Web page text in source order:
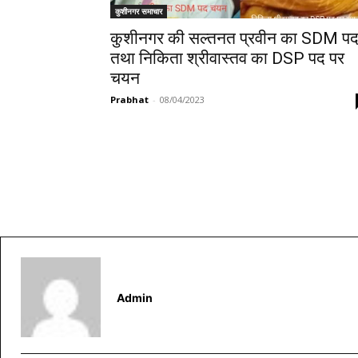
कुशीनगर समाचार
कुशीनगर की सल्तनत प्रवीन का SDM पद
तथा निकिता श्रीवास्तव का DSP पद पर
चयन
Prabhat - 08/04/2023
Admin